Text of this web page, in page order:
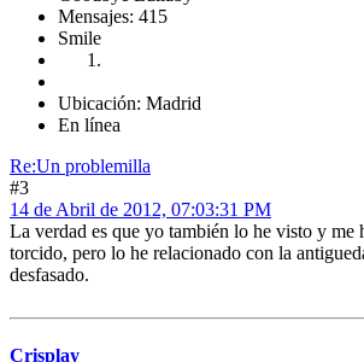
Mensajes: 415
Smile
Ubicación: Madrid
En línea
Re:Un problemilla
#3
14 de Abril de 2012, 07:03:31 PM
La verdad es que yo también lo he visto y me
torcido, pero lo he relacionado con la
desfasado.
Crisplay